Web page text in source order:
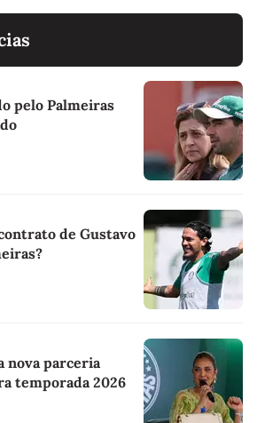
pelo Palmeiras
de Gustavo
nova parceria
temporada 2026